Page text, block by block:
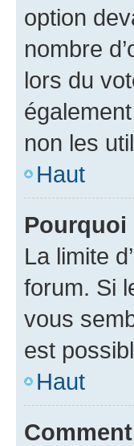
option
nombre
lors du
non les
Haut
Pourquoi
La limite
forum. Si
vous
est
Haut